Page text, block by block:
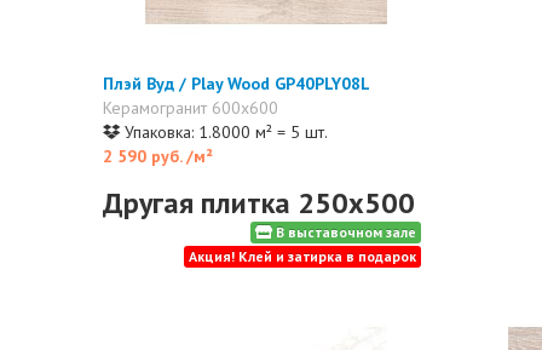
Плэй Вуд / Play Wood GP40PLY08L
Керамогранит 600x600
Упаковка: 1.8000 м² = 5 шт.
2 590 руб./м²
Другая плитка 250x500
В выставочном зале
Акция! Клей и затирка в подарок